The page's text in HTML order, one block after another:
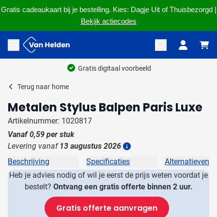
Gratis cadeaukaart bij je bestelling. Kies: Dagje Uit of Thuisbezorgd |
Bekijk actiecodes
Ga naar de inhoud
Menu openen
Gratis digitaal voorbeeld
Terug naar home
Metalen Stylus Balpen Paris Luxe
Artikelnummer: 1020817
Vanaf0,59 per stuk
Levering vanaf 13 augustus 2026
Beschrijving Specificaties
Alternatieven
Heb je advies nodig of wil je eerst de prijs weten voordat je
bestelt? Ontvang een gratis offerte binnen 2 uur.
Gratis offerte aanvragen